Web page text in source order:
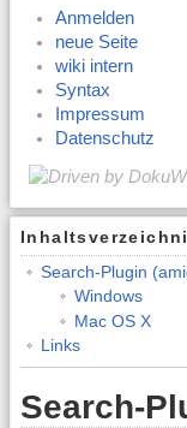
Anmelden
neue Seite
wiki intern
Syntax
Impressum
Datenschutz
Search-Plugin
Windows
Mac OS X
Links
Search-